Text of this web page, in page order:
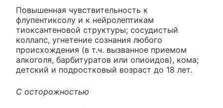
Повышенная чувствительность к
флупентиксолу и к нейролептикам
тиоксантеновой структуры; сосудистый
коллапс, угнетение сознания любого
происхождения (в т.ч. вызванное приемом
алкоголя, барбитуратов или опиоидов), кома;
детский и подростковый возраст до 18 лет.
С осторожностью